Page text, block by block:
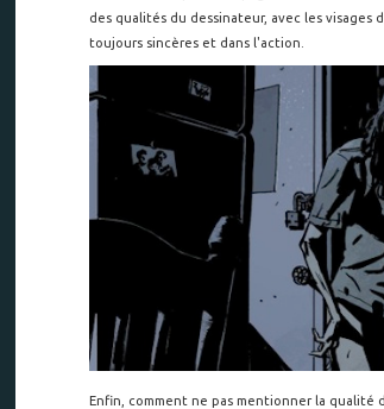
des qualités du dessinateur, avec les
toujours sincères et dans l'action.
Enfin, comment ne pas mentionner la qualité